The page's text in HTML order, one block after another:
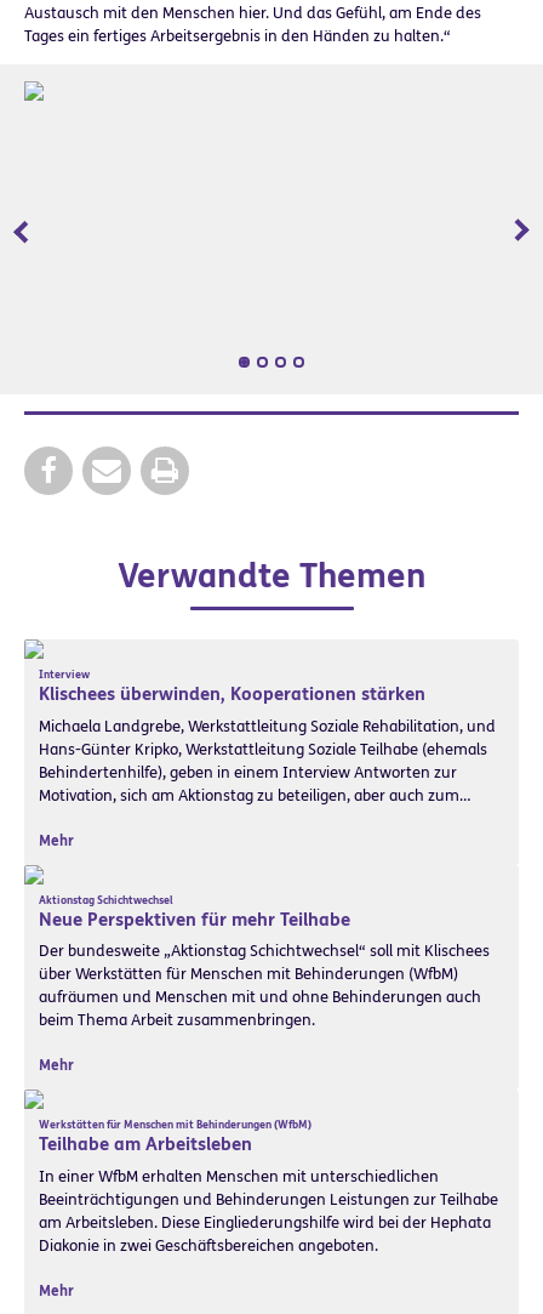
Austausch mit den Menschen hier. Und das Gefühl, am Ende des
Tages ein fertiges Arbeitsergebnis in den Händen zu halten.“
Zurück
Verwandte Themen
Interview
Klischees überwinden, Kooperationen stärken
Michaela Landgrebe, Werkstattleitung Soziale Rehabilitation, und
Hans-Günter Kripko, Werkstattleitung Soziale Teilhabe (ehemals
Behindertenhilfe), geben in einem Interview Antworten zur
Motivation, sich am Aktionstag zu beteiligen, aber auch zum…
Mehr
Aktionstag Schichtwechsel
Neue Perspektiven für mehr Teilhabe
Der bundesweite „Aktionstag Schichtwechsel“ soll mit Klischees
über Werkstätten für Menschen mit Behinderungen (WfbM)
aufräumen und Menschen mit und ohne Behinderungen auch
beim Thema Arbeit zusammenbringen.
Mehr
Werkstätten für Menschen mit Behinderungen (WfbM)
Teilhabe am Arbeitsleben
In einer WfbM erhalten Menschen mit unterschiedlichen
Beeinträchtigungen und Behinderungen Leistungen zur Teilhabe
am Arbeitsleben. Diese Eingliederungshilfe wird bei der Hephata
Diakonie in zwei Geschäftsbereichen angeboten.
Mehr